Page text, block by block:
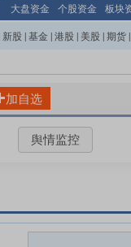
大盘资金 个股资金 板块
新股 基金 港股 美股 期货
加自选
舆情监控